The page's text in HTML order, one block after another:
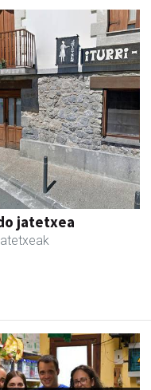
jatetxea